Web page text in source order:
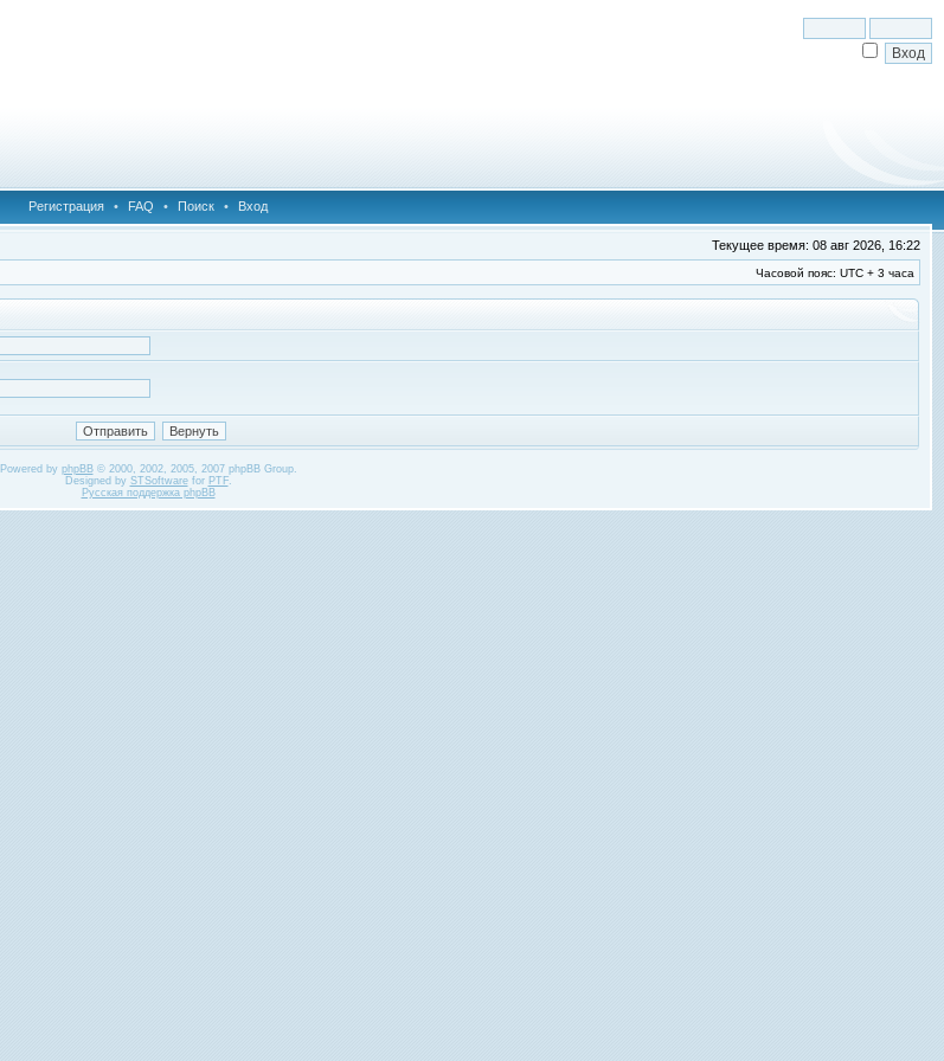
Регистрация • FAQ • Поиск • Вход
Текущее время: 08 авг 2026, 16:22
Часовой пояс: UTC + 3 часа
Powered by phpBB© 2000, 2002, 2005, 2007 phpBB Group.
Designed by STSoftwarefor PTF.
Русская поддержка phpBB